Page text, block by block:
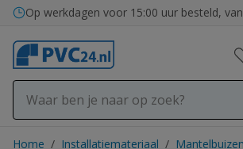
Ga naar de inhoud
Bezorging in binnen- en buitenland
Home / Installatiemateriaal / Mantelbuizen